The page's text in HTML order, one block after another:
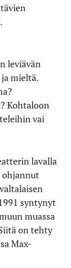
leviävän
mieltä.
Kohtaloon
vai
lavalla
ohjannut
syntynyt
muassa
on tehty
Max-